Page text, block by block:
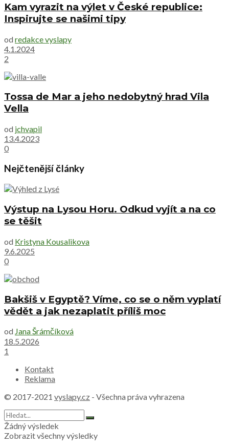
Kam vyrazit na výlet v České republice:
Inspirujte se našimi tipy
od redakce vyslapy
4.1.2024
2
Tossa de Mar a jeho nedobytný hrad Vila
Vella
od jchvapil
13.4.2023
0
Nejčtenější články
Výstup na Lysou Horu. Odkud vyjít a na co
se těšit
od Kristyna Kousalikova
9.6.2025
0
Bakšiš v Egyptě? Víme, co se o něm vyplatí
vědět a jak nezaplatit příliš moc
od Jana Šrámčíková
18.5.2026
1
Kontakt
Reklama
© 2017-2021 vyslapy.cz - Všechna práva vyhrazena
Žádný výsledek
Zobrazit všechny výsledky